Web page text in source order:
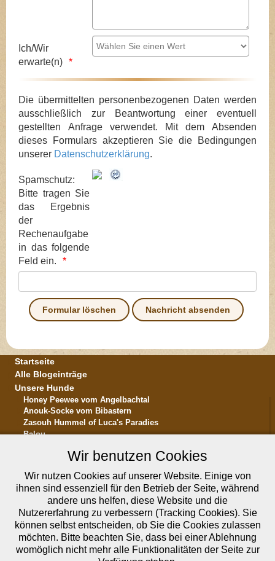
Ich/Wir
erwarte(n)
Die übermittelten personenbezogenen Daten werden
ausschließlich zur Beantwortung einer eventuell
gestellten Anfrage verwendet. Mit dem Absenden
dieses Formulars akzeptieren Sie die Bedingungen
unserer Datenschutzerklärung.
Spamschutz:
Bitte tragen Sie
das Ergebnis
der
Rechenaufgabe
in das folgende
Feld ein.
Startseite
Alle Blogeinträge
Unsere Hunde
Honey Peewee vom Angelbachtal
Anouk-Socke vom Bibastern
Zasouh Hummel of Luca's Paradies
Balou
Die Rasse Bolonka Zwetna
Hundesalon Bibastern in Altrip
Unser Fotoalbum
Unsere Videos bei YouTube
Über uns
Kontakt
Wir bei facebook
Reico Vital-Systeme
Wir benutzen Cookies
Wir nutzen Cookies auf unserer Website. Einige von
ihnen sind essenziell für den Betrieb der Seite, während
andere uns helfen, diese Website und die
Nutzererfahrung zu verbessern (Tracking Cookies). Sie
können selbst entscheiden, ob Sie die Cookies zulassen
möchten. Bitte beachten Sie, dass bei einer Ablehnung
womöglich nicht mehr alle Funktionalitäten der Seite zur